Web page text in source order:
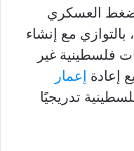
العسكري
مع إنشاء
فلسطينية غير
إعادة
إعمار
تدريجيًا